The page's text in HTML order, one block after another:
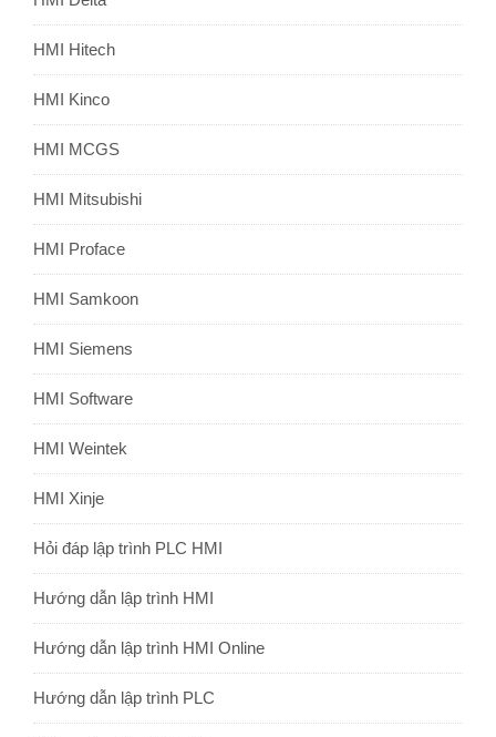
HMI Hitech
HMI Kinco
HMI MCGS
HMI Mitsubishi
HMI Proface
HMI Samkoon
HMI Siemens
HMI Software
HMI Weintek
HMI Xinje
Hỏi đáp lập trình PLC HMI
Hướng dẫn lập trình HMI
Hướng dẫn lập trình HMI Online
Hướng dẫn lập trình PLC